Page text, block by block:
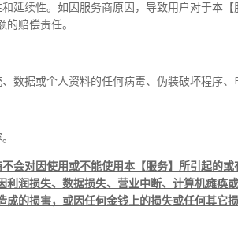
延续性。如因服务商原因，导致用户对于本
赔偿责任。
数据或个人资料的任何病毒、伪装破坏程序、
会对因使用或不能使用本【服务】所引起的
利润损失、数据损失、营业中断、计算机瘫
的损害，或因任何金钱上的损失或任何其